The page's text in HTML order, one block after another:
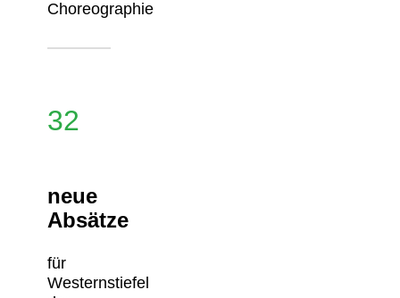
Choreographie
32
neue
Absätze
für
Westernstiefel